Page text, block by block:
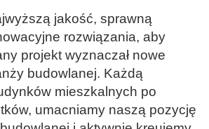
jakość, sprawną
rozwiązania, aby
projekt wyznaczał nowe
budowlanej. Każdą
mieszkalnych po
umacniamy naszą pozycję